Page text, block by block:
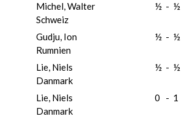
Michel, Walter
Schweiz
½ - ½
Gudju, Ion
Rumnien
½ - ½
Lie, Niels
Danmark
½ - ½
Lie, Niels
Danmark
0 - 1